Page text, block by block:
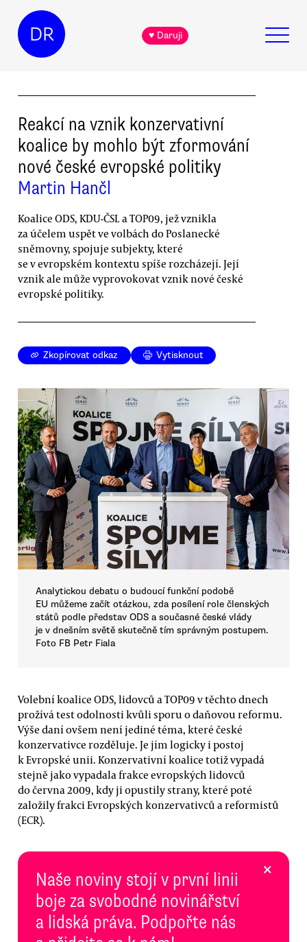
DR ♥ Daruji
Reakcí na vznik konzervativní
koalice by mohlo být zformování
nové české evropské politiky
Martin Hančl
Koalice ODS, KDU-ČSL a TOP09, jež vznikla
za účelem uspět ve volbách do Poslanecké
sněmovny, spojuje subjekty, které
se v evropském kontextu spíše rozcházejí. Její
vznik ale může vyprovokovat vznik nové české
evropské politiky.
Zkopírovat odkaz Vytisknout
Analytickou debatu o budoucí funkční podobě
EU můžeme začít otázkou, zda posílení role členských
států podle představ ODS a současné české vlády
je v dnešním světě skutečně tím správným postupem.
Foto FB Petr Fiala
Volební koalice ODS, lidovců a TOP09 v těchto dnech
prožívá test odolnosti kvůli sporu o daňovou reformu.
Výše daní ovšem není jediné téma, které české
konzervativce rozděluje. Je jím logicky i postoj
k Evropské unii. Konzervativní koalice totiž vypadá
stejně jako vypadala frakce evropských lidovců
do června 2009, kdy ji opustily strany, které poté
založily frakci Evropských konzervativců a reformistů
(ECR).
Naše noviny stojí v první linii
boje za svobodné novinářství
a lidská práva. Podpořte nás
×